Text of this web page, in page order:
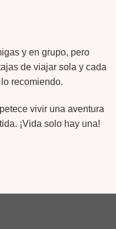
y en grupo, pero
de viajar sola y cada
recomiendo.
vivir una aventura
¡Vida solo hay una!